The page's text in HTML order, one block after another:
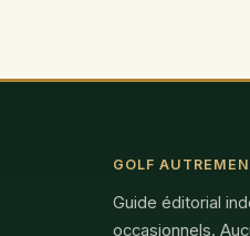
GOLF
Guide éditorial
occasionnels.